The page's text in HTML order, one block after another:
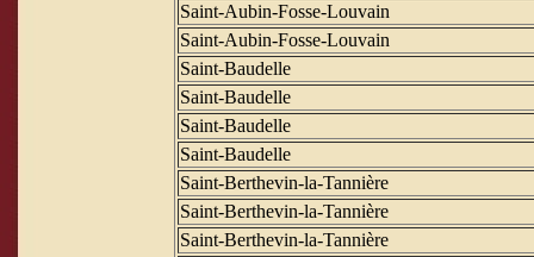
Saint-Aubin-Fosse-Louvain
Saint-Aubin-Fosse-Louvain
Saint-Baudelle
Saint-Baudelle
Saint-Baudelle
Saint-Baudelle
Saint-Berthevin-la-Tannière
Saint-Berthevin-la-Tannière
Saint-Berthevin-la-Tannière